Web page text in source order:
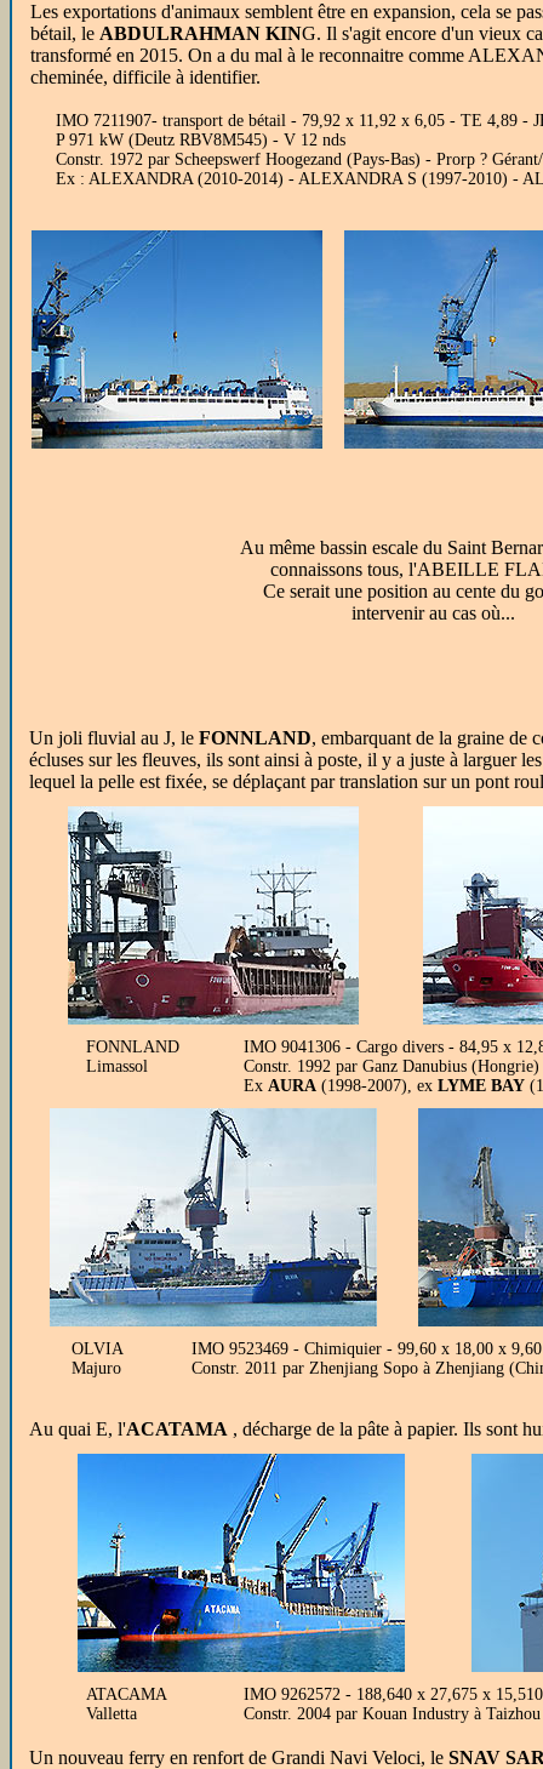
Les exportations d'animaux semblent être en expansion, cela se
bétail, le ABDULRAHMAN KING. Il s'agit encore d'un vieux
transformé en 2015. On a du mal à le reconnaitre comme
cheminée, difficile à identifier.
IMO 7211907- transport de bétail - 79,92 x 11,92 x 6,05 - TE 4,89 -
P 971 kW (Deutz RBV8M545) - V 12 nds
Constr. 1972 par Scheepswerf Hoogezand (Pays-Bas) - Prorp ?
Ex : ALEXANDRA (2010-2014) - ALEXANDRA S (1997-2010) -
Au même bassin escale du Saint
connaissons tous, l'ABEILLE
Ce serait une position au cente du
intervenir au cas où...
Un joli fluvial au J, le FONNLAND, embarquant de la graine de
écluses sur les fleuves, ils sont ainsi à poste, il y a juste à larguer
lequel la pelle est fixée, se déplaçant par translation sur un pont
FONNLAND
Limassol
IMO 9041306 - Cargo divers - 84,95 x
Constr. 1992 par Ganz Danubius
Ex AURA (1998-2007), ex LYME BAY
OLVIA
Majuro
IMO 9523469 - Chimiquier - 99,60 x 18,00 x
Constr. 2011 par Zhenjiang Sopo à Zhenjiang
Au quai E, l'ACATAMA , décharge de la pâte à papier. Ils sont
ATACAMA
Valletta
IMO 9262572 - 188,640 x 27,675 x
Constr. 2004 par Kouan Industry à
Un nouveau ferry en renfort de Grandi Navi Veloci, le SNAV